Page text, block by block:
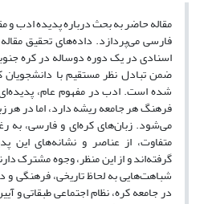
مقاله حاضر به بحث درباره پدیده ادب و
فارسی می‌پردازد. داده‌های تحقیق
اسنادی در یک دوره دوساله در کره
ضمن تبادل نظر مستقیم با دانشجویان
شده است. ادب در مفهوم عام،
فرهنگ هر جامعه ریشه دارد، اما در هر
می‌شود. زبان‌های کره‌ای و فارسی، به
متفاوت، از عناصر و نشانه‌های این
گرفته‌اند و از این منظر، وجوه مشترک
شباهت‌هایی به لحاظ تاریخی، فرهنگی و
در جامعه کره، نظام اجتماعی طبقاتی و